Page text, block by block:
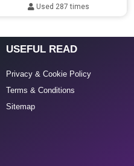
Used 287 times
USEFUL READ
Privacy & Cookie Policy
Terms & Conditions
Sitemap